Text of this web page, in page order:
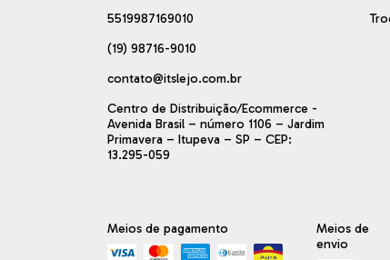
5519987169010
(19) 98716-9010
contato@itslejo.com.br
Centro de Distribuição/Ecommerce -
Avenida Brasil – número 1106 – Jardim
Primavera – Itupeva – SP – CEP:
13.295-059
Meios de pagamento
Meios de
envio